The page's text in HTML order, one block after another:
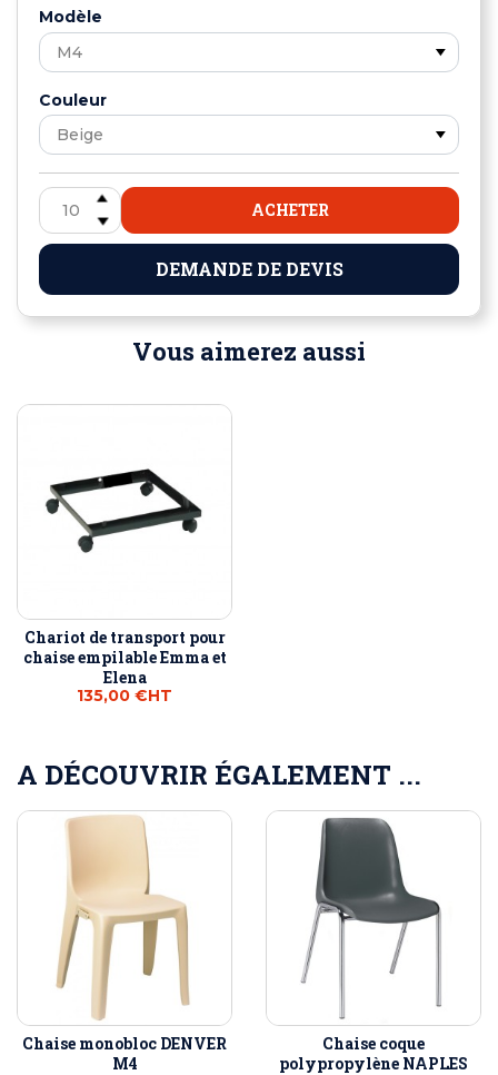
Modèle
Couleur
ACHETER
DEMANDE DE DEVIS
Vous aimerez aussi
Chariot de transport pour
chaise empilable Emma et
Elena
135,00 €HT
A DÉCOUVRIR ÉGALEMENT ...
Chaise monobloc DENVER
M4
Chaise coque
polypropylène NAPLES